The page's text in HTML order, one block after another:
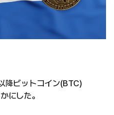
降ビットコイン(BTC)
にした。